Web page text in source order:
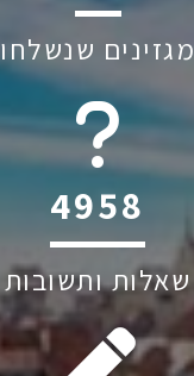
מגזינים שנשלחו
6045
שאלות ותשובות